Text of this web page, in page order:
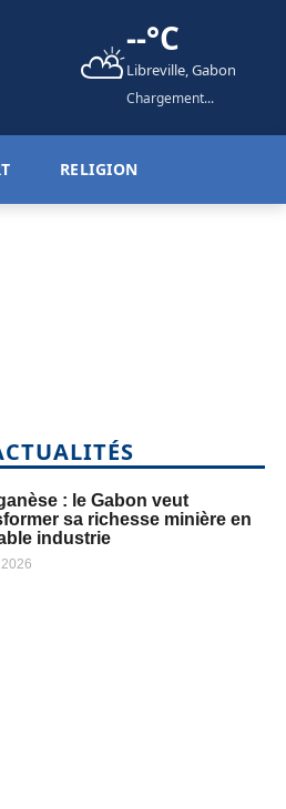
⛅--°C
Libreville, Gabon
Chargement...
RELIGION
: le Gabon veut
sa richesse minière en
industrie